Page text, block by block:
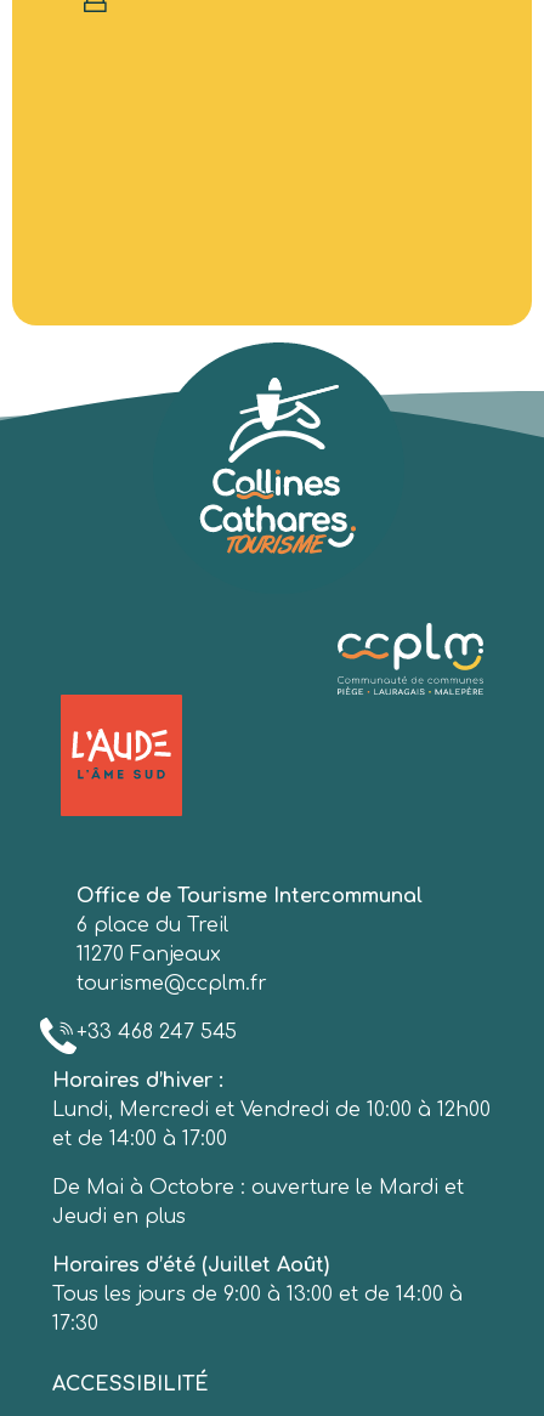
Office de Tourisme Intercommunal
6 place du Treil
11270 Fanjeaux
tourisme@ccplm.fr
+33 468 247 545
Horaires d’hiver :
Lundi, Mercredi et Vendredi de 10:00 à 12h00
et de 14:00 à 17:00
De Mai à Octobre : ouverture le Mardi et
Jeudi en plus
Horaires d’été (Juillet Août)
Tous les jours de 9:00 à 13:00 et de 14:00 à
17:30
ACCESSIBILITÉ